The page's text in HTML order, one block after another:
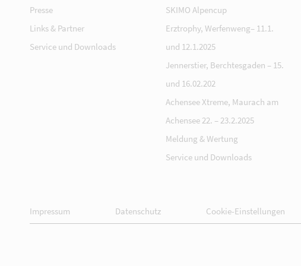
Presse
Links & Partner
Service und Downloads
SKIMO Alpencup
Erztrophy, Werfenweng– 11.1.
und 12.1.2025
Jennerstier, Berchtesgaden – 15.
und 16.02.202
Achensee Xtreme, Maurach am
Achensee 22. – 23.2.2025
Meldung & Wertung
Service und Downloads
Impressum Datenschutz Cookie-Einstellungen